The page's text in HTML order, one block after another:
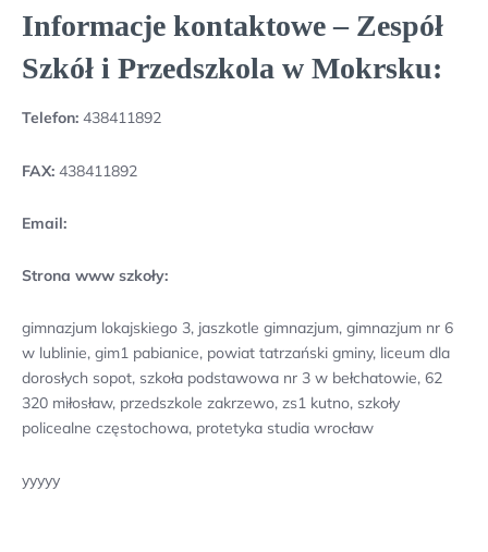
Informacje kontaktowe – Zespół
Szkół i Przedszkola w Mokrsku:
Telefon: 438411892
FAX: 438411892
Email:
Strona www szkoły:
gimnazjum lokajskiego 3, jaszkotle gimnazjum, gimnazjum nr 6
w lublinie, gim1 pabianice, powiat tatrzański gminy, liceum dla
dorosłych sopot, szkoła podstawowa nr 3 w bełchatowie, 62
320 miłosław, przedszkole zakrzewo, zs1 kutno, szkoły
policealne częstochowa, protetyka studia wrocław
yyyyy